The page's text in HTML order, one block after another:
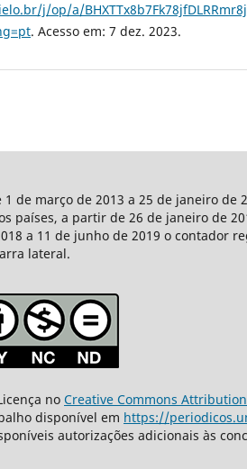
j/op/a/
. Acesso em: 7 dez. 2023.
1 de março de 2013 a 25 de janeiro de
países, a partir de 26 de janeiro de
a 11 de junho de 2019 o contador
lateral.
no Creative Commons
disponível em https://
autorizações adicionais às